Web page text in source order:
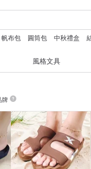
帆布包 圓筒包 中秋禮盒
風格文具
牌